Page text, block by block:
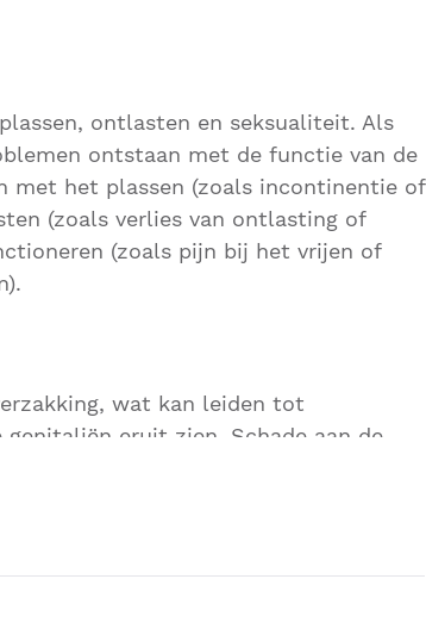
ontlasten en seksualiteit. Als
ontstaan met de functie van de
met het plassen (zoals incontinentie of
(zoals verlies van ontlasting of
(zoals pijn bij het vrijen of
wat kan leiden tot
eruit zien. Schade aan de
waarvan de klachten zo mild zijn, dat
vrouwen om te weten dat,